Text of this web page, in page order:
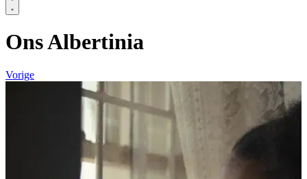
Ons Albertinia
Vorige